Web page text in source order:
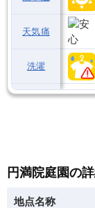
天気痛
洗濯
円満院庭園の
地点名称